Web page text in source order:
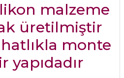
malzeme
üretilmiştir
monte
yapıdadır